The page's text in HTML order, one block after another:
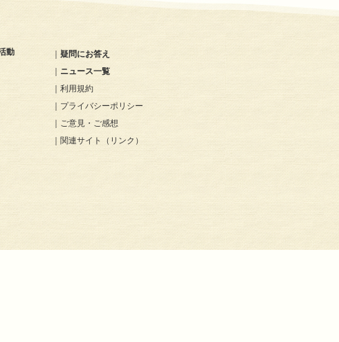
動
疑問にお答え
ニュース一覧
利用規約
プライバシーポリシー
ご意見・ご感想
関連サイト（リンク）